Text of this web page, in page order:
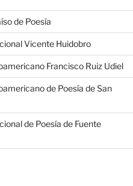
de Poesía
Vicente Huidobro
Francisco Ruiz Udiel
de Poesía de San
de Poesía de Fuente